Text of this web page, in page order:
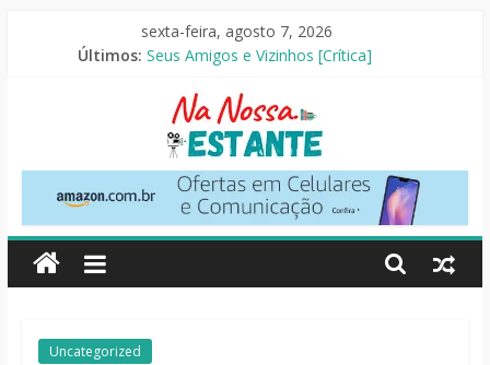
sexta-feira, agosto 7, 2026
Últimos: Slow Horses – 3ª Temporada [Crítica]
O Pistoleiro [Resenha Literária]
As Ovelhas Detetives [Crítica]
Mestres do Universo [Crtítica]
Na
Nossa
Estante
Críticas
Uncategorized